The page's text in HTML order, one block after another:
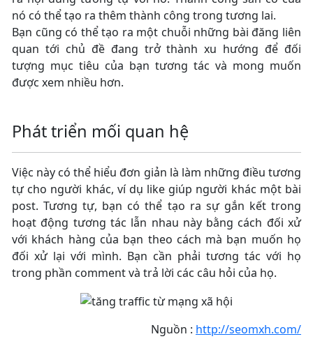
nó có thể tạo ra thêm thành công trong tương lai.
Bạn cũng có thể tạo ra một chuỗi những bài đăng liên
quan tới chủ đề đang trở thành xu hướng để đối
tượng mục tiêu của bạn tương tác và mong muốn
được xem nhiều hơn.
Phát triển mối quan hệ
Việc này có thể hiểu đơn giản là làm những điều tương
tự cho người khác, ví dụ like giúp người khác một bài
post. Tương tự, bạn có thể tạo ra sự gắn kết trong
hoạt động tương tác lẫn nhau này bằng cách đối xử
với khách hàng của bạn theo cách mà bạn muốn họ
đối xử lại với mình. Bạn cần phải tương tác với họ
trong phần comment và trả lời các câu hỏi của họ.
Nguồn : http://seomxh.com/